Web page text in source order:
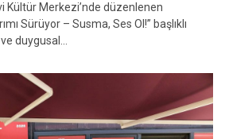
Kültür Merkezi’nde düzenlenen
Sürüyor – Susma, Ses Ol!” başlıklı
duygusal...